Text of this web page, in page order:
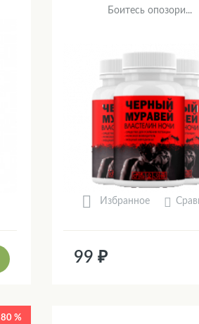
Боитесь опозори...
Избранное
99 ₽
80 %